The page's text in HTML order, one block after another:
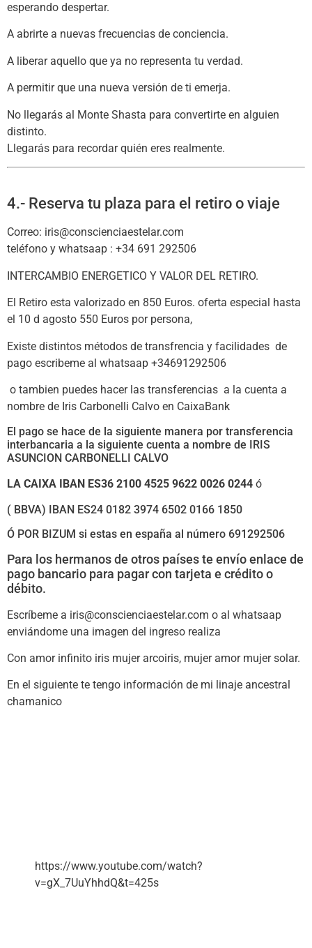
esperando despertar.
A abrirte a nuevas frecuencias de conciencia.
A liberar aquello que ya no representa tu verdad.
A permitir que una nueva versión de ti emerja.
No llegarás al Monte Shasta para convertirte en alguien
distinto.
Llegarás para recordar quién eres realmente.
4.- Reserva tu plaza para el retiro o viaje
Correo: iris@conscienciaestelar.com
teléfono y whatsaap : +34 691 292506
INTERCAMBIO ENERGETICO Y VALOR DEL RETIRO.
El Retiro esta valorizado en 850 Euros. oferta especial hasta
el 10 d agosto 550 Euros por persona,
Existe distintos métodos de transfrencia y facilidades de
pago escribeme al whatsaap +34691292506
o tambien puedes hacer las transferencias a la cuenta a
nombre de Iris Carbonelli Calvo en CaixaBank
El pago se hace de la siguiente manera por transferencia
interbancaria a la siguiente cuenta a nombre de IRIS
ASUNCION CARBONELLI CALVO
LA CAIXA IBAN ES36 2100 4525 9622 0026 0244 ó
( BBVA) IBAN ES24 0182 3974 6502 0166 1850
Ó POR BIZUM si estas en españa al número 691292506
Para los hermanos de otros países te envío enlace de
pago bancario para pagar con tarjeta e crédito o
débito.
Escríbeme a iris@conscienciaestelar.com o al whatsaap
enviándome una imagen del ingreso realiza
Con amor infinito iris mujer arcoiris, mujer amor mujer solar.
En el siguiente te tengo información de mi linaje ancestral
chamanico
https://www.youtube.com/watch?
v=gX_7UuYhhdQ&t=425s